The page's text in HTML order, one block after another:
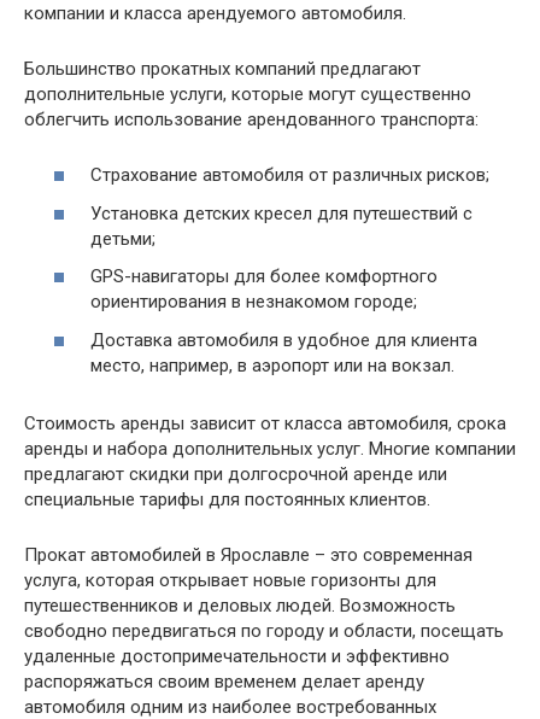
компании и класса арендуемого автомобиля.
Большинство прокатных компаний предлагают
дополнительные услуги, которые могут существенно
облегчить использование арендованного транспорта:
Страхование автомобиля от различных рисков;
Установка детских кресел для путешествий с
детьми;
GPS-навигаторы для более комфортного
ориентирования в незнакомом городе;
Доставка автомобиля в удобное для клиента
место, например, в аэропорт или на вокзал.
Стоимость аренды зависит от класса автомобиля, срока
аренды и набора дополнительных услуг. Многие компании
предлагают скидки при долгосрочной аренде или
специальные тарифы для постоянных клиентов.
Прокат автомобилей в Ярославле – это современная
услуга, которая открывает новые горизонты для
путешественников и деловых людей. Возможность
свободно передвигаться по городу и области, посещать
удаленные достопримечательности и эффективно
распоряжаться своим временем делает аренду
автомобиля одним из наиболее востребованных